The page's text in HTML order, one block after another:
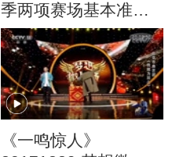
季两项赛场基本准备
就绪
《一鸣惊人》